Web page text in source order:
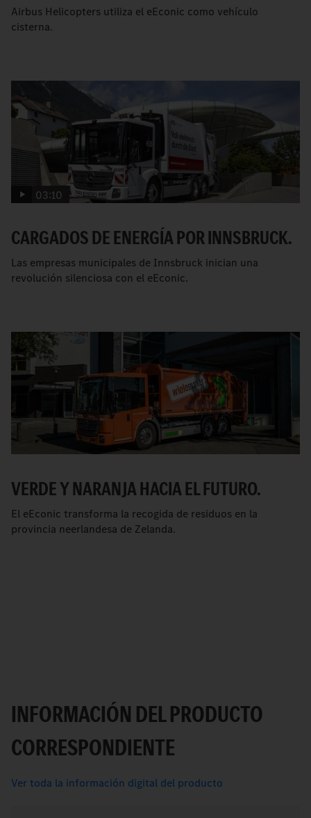
Airbus Helicopters utiliza el eEconic como vehículo
cisterna.
03:10
CARGADOS DE ENERGÍA POR INNSBRUCK.
Las empresas municipales de Innsbruck inician una
revolución silenciosa con el eEconic.
VERDE Y NARANJA HACIA EL FUTURO.
El eEconic transforma la recogida de residuos en la
provincia neerlandesa de Zelanda.
INFORMACIÓN DEL PRODUCTO
CORRESPONDIENTE
Ver toda la información digital del producto